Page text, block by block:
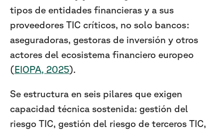
tipos de entidades financieras y a sus
proveedores TIC críticos, no solo bancos:
aseguradoras, gestoras de inversión y otros
actores del ecosistema financiero europeo
(EIOPA, 2025).
Se estructura en seis pilares que exigen
capacidad técnica sostenida: gestión del
riesgo TIC, gestión del riesgo de terceros TIC,